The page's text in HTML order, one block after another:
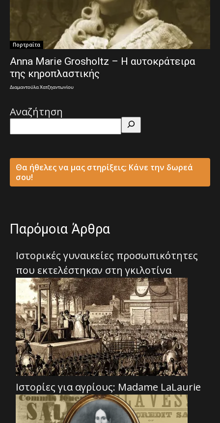
Πορτραίτα
Anna Marie Grosholtz – Η αυτοκράτειρα
της κηροπλαστικής
Διαμαντούλα Χατζηαντωνίου
Αναζήτηση
Θα ήθελες να μας στηρίξεις; Κάνε την δωρεά
σου!
Παρόμοια Άρθρα
Ιστορικές γυναικείες προσωπικότητες
που εκτελέστηκαν στη γκιλοτίνα
Ιστορίες για αγρίους: Madame LaLaurie